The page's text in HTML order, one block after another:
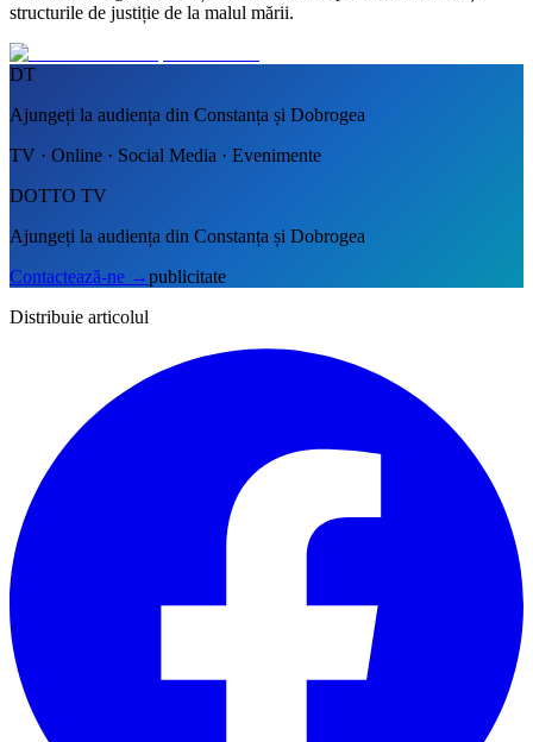
structurile de justiție de la malul mării.
DT
Ajungeți la audiența din Constanța și Dobrogea
TV · Online · Social Media · Evenimente
DOTTO TV
Ajungeți la audiența din Constanța și Dobrogea
Contactează-ne →publicitate
Distribuie articolul